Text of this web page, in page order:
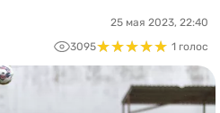
25 мая 2023, 22:40
3095★★★★★
★★★★★ 1 голос